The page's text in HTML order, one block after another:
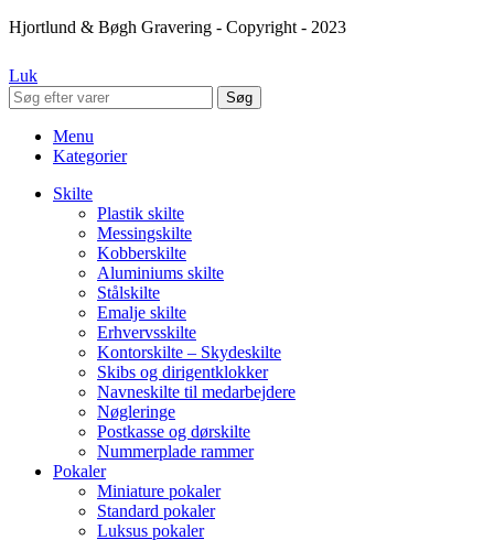
Hjortlund & Bøgh Gravering - Copyright - 2023
Luk
Søg
Menu
Kategorier
Skilte
Plastik skilte
Messingskilte
Kobberskilte
Aluminiums skilte
Stålskilte
Emalje skilte
Erhvervsskilte
Kontorskilte – Skydeskilte
Skibs og dirigentklokker
Navneskilte til medarbejdere
Nøgleringe
Postkasse og dørskilte
Nummerplade rammer
Pokaler
Miniature pokaler
Standard pokaler
Luksus pokaler